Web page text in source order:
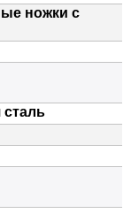
ножки с
сталь